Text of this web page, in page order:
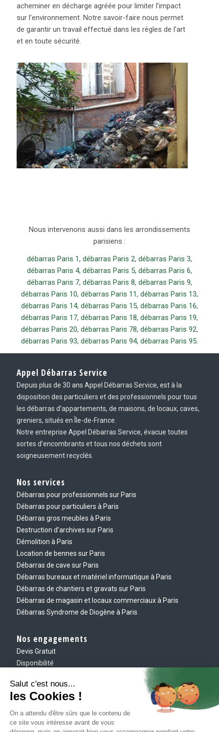
acheminer en décharge agréée pour limiter l’impact
sur l’environnement. Notre savoir-faire nous permet
de garantir un travail effectué dans les règles de l’art
et en toute sécurité.
Nous intervenons aussi dans les arrondissements
parisiens :
débarras Paris 1, débarras Paris 2, débarras Paris 3,
débarras Paris 4, débarras Paris 5, débarras Paris 6,
débarras Paris 7, débarras Paris 8, débarras Paris 9,
débarras Paris 10, débarras Paris 11, débarras Paris 13,
débarras Paris 14, débarras Paris 15, débarras Paris 16,
débarras Paris 17, débarras Paris 18, débarras Paris 19,
débarras Paris 20, débarras Paris 78, débarras Paris 92,
débarras Paris 93, débarras Paris 94, débarras Paris 95.
Appel Débarras Service
Depuis plus de 30 ans Appel Débarras Service, est à la
disposition des particuliers et des professionnels pour tous
les débarras d’appartements, de maisons, de locaux, caves,
greniers, situés en Île-de-France.
Notre entreprise Appel Débarras Service, évacue toutes
sortes d’encombrants et tous nos déchets sont
soigneusement recyclés.
Nos services
Débarras pour professionnels sur Paris
Débarras pour particuliers à Paris
Débarras gros meubles à Paris
Destruction d’archives sur Paris
Démolition à Paris
Location de bennes sur Paris
Débarras de cave sur Paris
Débarras bureaux et matériel informatique à Paris
Débarras de chantiers et gravats sur Paris
Débarras de magasin et locaux commerciaux à Paris
Débarras Syndrome de Diogène à Paris
Nos engagements
Devis Gratuit
Disponibilité
Ponctualité
Exigence
Contact